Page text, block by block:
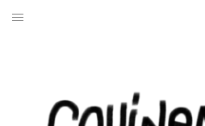
Aller
🎶CLUB GOUINE